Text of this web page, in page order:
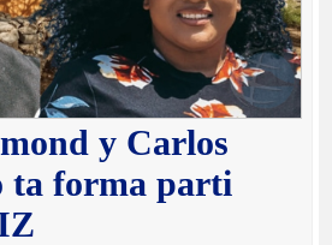
y Carlos
ta forma parti